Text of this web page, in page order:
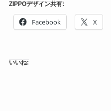
ZIPPOデザイン共有:
Facebook X
いいね: